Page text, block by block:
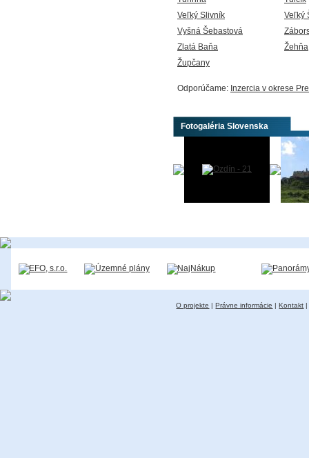
Veľký Slivník
Veľký
Vyšná Šebastová
Zlatá Baňa
Žehňa
Župčany
Odporúčame: Inzercia v okrese
Fotogaléria Slovenska
O projekte |Právne informácie |Kontakt